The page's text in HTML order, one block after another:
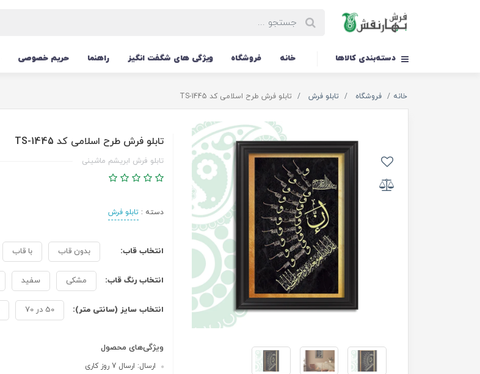
دسته‌بندی کالاها خانه فروشگاه ویژگی های شگفت انگیز راهنما حریم خصوصی
خانه فروشگاه تابلو فرش تابلو فرش طرح اسلامی کد TS-1445
تابلو فرش طرح اسلامی کد TS-1445
تابلو فرش ابریشم ماشینی
دسته :تابلو فرش
انتخاب قاب: بدون قاب با قاب
انتخاب رنگ قاب: مشکی سفید
انتخاب سایز (سانتی متر): 50 در 70
ویژگی‌های محصول
ارسال: ارسال 7 روز کاری